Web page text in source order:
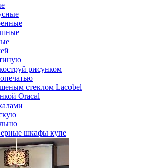
рисунком
стеклом Lacobel
Oracal
шкафы купе